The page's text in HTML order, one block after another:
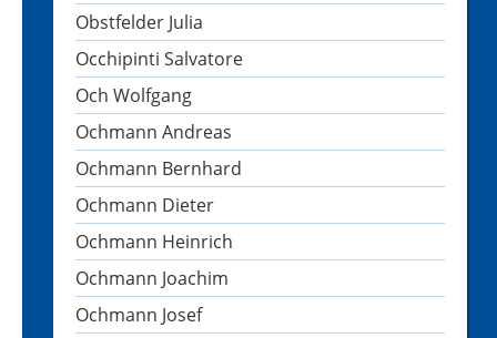
Obstfelder Julia
Occhipinti Salvatore
Och Wolfgang
Ochmann Andreas
Ochmann Bernhard
Ochmann Dieter
Ochmann Heinrich
Ochmann Joachim
Ochmann Josef